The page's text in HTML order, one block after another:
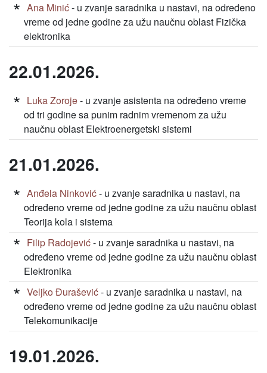
Ana Minić- u zvanje saradnika u nastavi, na određeno
vreme od jedne godine za užu naučnu oblast Fizička
elektronika
22.01.2026.
Luka Zoroje- u zvanje asistenta na određeno vreme
od tri godine sa punim radnim vremenom za užu
naučnu oblast Elektroenergetski sistemi
21.01.2026.
Anđela Ninković- u zvanje saradnika u nastavi, na
određeno vreme od jedne godine za užu naučnu oblast
Teorija kola i sistema
Filip Radojević- u zvanje saradnika u nastavi, na
određeno vreme od jedne godine za užu naučnu oblast
Elektronika
Veljko Đurašević- u zvanje saradnika u nastavi, na
određeno vreme od jedne godine za užu naučnu oblast
Telekomunikacije
19.01.2026.